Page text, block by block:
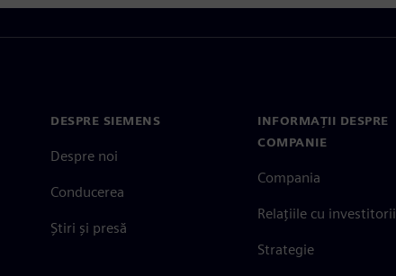
DESPRE SIEMENS
Despre noi
Conducerea
Știri și presă
INFORMAȚII DESPRE
COMPANIE
Compania
Relațiile cu investitorii
Strategie